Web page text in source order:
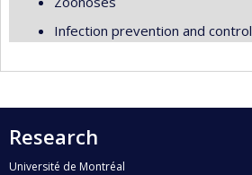
Infection prevention and control
Research
Université de Montréal